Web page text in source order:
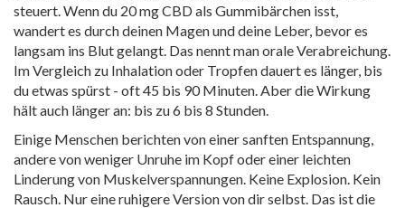
steuert. Wenn du 20 mg CBD als Gummibärchen isst,
wandert es durch deinen Magen und deine Leber, bevor es
langsam ins Blut gelangt. Das nennt man orale Verabreichung.
Im Vergleich zu Inhalation oder Tropfen dauert es länger, bis
du etwas spürst - oft 45 bis 90 Minuten. Aber die Wirkung
hält auch länger an: bis zu 6 bis 8 Stunden.
Einige Menschen berichten von einer sanften Entspannung,
andere von weniger Unruhe im Kopf oder einer leichten
Linderung von Muskelverspannungen. Keine Explosion. Kein
Rausch. Nur eine ruhigere Version von dir selbst. Das ist die